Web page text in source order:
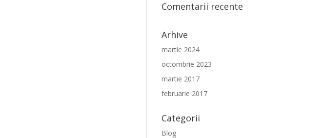
Comentarii recente
Arhive
martie 2024
octombrie 2023
martie 2017
februarie 2017
Categorii
Blog